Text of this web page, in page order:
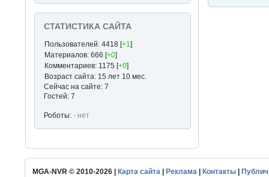
СТАТИСТИКА САЙТА
Пользователей: 4418 [+1]
Материалов: 666 [+0]
Комментариев: 1175 [+0]
Возраст сайта: 15 лет 10 мес.
Сейчас на сайте: 7
Гостей: 7
Роботы:- нет
MGA-NVR © 2010-2026 | Карта сайта Реклама Контакты